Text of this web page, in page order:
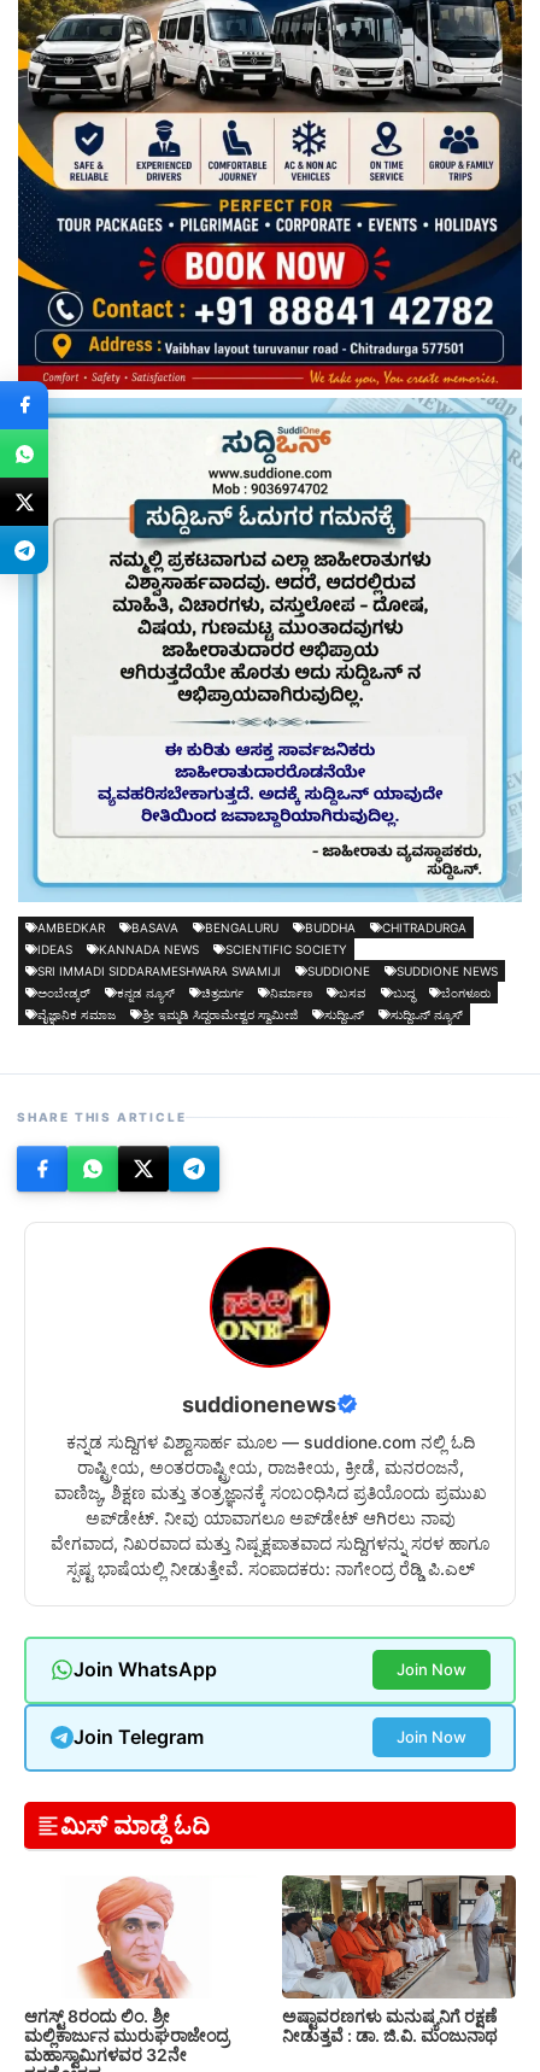
AMBEDKAR BASAVA BENGALURU BUDDHA
CHITRADURGA
IDEAS
KANNADA NEWS
SCIENTIFIC SOCIETY
SRI IMMADI SIDDARAMESHWARA SWAMIJI
SUDDIONE
SUDDIONE NEWS
ಅಂಬೇಡ್ಕರ್
ಕನ್ನಡ ನ್ಯೂಸ್ ಚಿತ್ರದುರ್ಗ ನಿರ್ಮಾಣ ಬಸವ ಬುದ್ಧ
ಬೆಂಗಳೂರು
ವೈಜ್ಞಾನಿಕ ಸಮಾಜ
ಶ್ರೀ ಇಮ್ಮಡಿ ಸಿದ್ದರಾಮೇಶ್ವರ ಸ್ವಾಮೀಜಿ ಸುದ್ದಿಒನ್ ಸುದ್ದಿಒನ್ ನ್ಯೂಸ್
SHARE THIS ARTICLE
suddionenews
ಕನ್ನಡ ಸುದ್ದಿಗಳ ವಿಶ್ವಾಸಾರ್ಹ ಮೂಲ — suddione.com ನಲ್ಲಿ ಓದಿ
ರಾಷ್ಟ್ರೀಯ, ಅಂತರರಾಷ್ಟ್ರೀಯ, ರಾಜಕೀಯ, ಕ್ರೀಡೆ, ಮನರಂಜನೆ,
ವಾಣಿಜ್ಯ, ಶಿಕ್ಷಣ ಮತ್ತು ತಂತ್ರಜ್ಞಾನಕ್ಕೆ ಸಂಬಂಧಿಸಿದ ಪ್ರತಿಯೊಂದು ಪ್ರಮುಖ
ಅಪ್‌ಡೇಟ್. ನೀವು ಯಾವಾಗಲೂ ಅಪ್‌ಡೇಟ್ ಆಗಿರಲು ನಾವು
ವೇಗವಾದ, ನಿಖರವಾದ ಮತ್ತು ನಿಷ್ಪಕ್ಷಪಾತವಾದ ಸುದ್ದಿಗಳನ್ನು ಸರಳ ಹಾಗೂ
ಸ್ಪಷ್ಟ ಭಾಷೆಯಲ್ಲಿ ನೀಡುತ್ತೇವೆ. ಸಂಪಾದಕರು: ನಾಗೇಂದ್ರ ರೆಡ್ಡಿ ಪಿ.ಎಲ್
Join WhatsApp Join Now
Join Telegram Join Now
ಮಿಸ್ ಮಾಡ್ದೆ ಓದಿ
ಆಗಸ್ಟ್ 8ರಂದು ಲಿಂ. ಶ್ರೀ
ಮಲ್ಲಿಕಾರ್ಜುನ ಮುರುಘರಾಜೇಂದ್ರ
ಮಹಾಸ್ವಾಮಿಗಳವರ 32ನೇ
ಅಷ್ಟಾವರಣಗಳು ಮನುಷ್ಯನಿಗೆ ರಕ್ಷಣೆ
ನೀಡುತ್ತವೆ : ಡಾ. ಜಿ.ವಿ. ಮಂಜುನಾಥ